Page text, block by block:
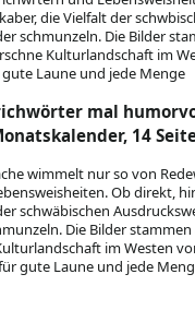
die Vielfalt der
schmunzeln. Die Bilder
Kulturlandschaft im
Laune und jede Menge
mal
14
wimmelt nur so von
Ob direkt,
schwäbischen
Die Bilder
im Westen
gute Laune und jede